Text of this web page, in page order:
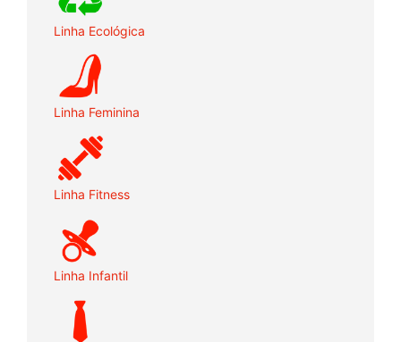
Linha Ecológica
Linha Feminina
Linha Fitness
Linha Infantil